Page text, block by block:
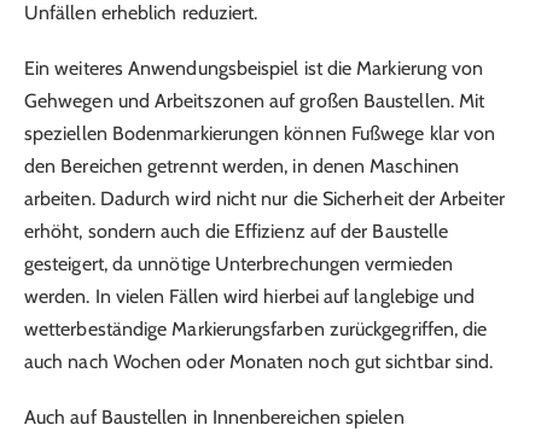
Unfällen erheblich reduziert.
Ein weiteres Anwendungsbeispiel ist die Markierung von
Gehwegen und Arbeitszonen auf großen Baustellen. Mit
speziellen Bodenmarkierungen können Fußwege klar von
den Bereichen getrennt werden, in denen Maschinen
arbeiten. Dadurch wird nicht nur die Sicherheit der Arbeiter
erhöht, sondern auch die Effizienz auf der Baustelle
gesteigert, da unnötige Unterbrechungen vermieden
werden. In vielen Fällen wird hierbei auf langlebige und
wetterbeständige Markierungsfarben zurückgegriffen, die
auch nach Wochen oder Monaten noch gut sichtbar sind.
Auch auf Baustellen in Innenbereichen spielen